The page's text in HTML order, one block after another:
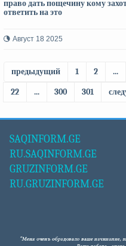
право дать пощечину кому
ответить на это
Август 18 2025
предыдущий 1 2 ...
22
... 300 301
SAQINFORM.GE
RU.SAQINFORM.GE
GRUZINFORM.GE
RU.GRUZINFORM.GE